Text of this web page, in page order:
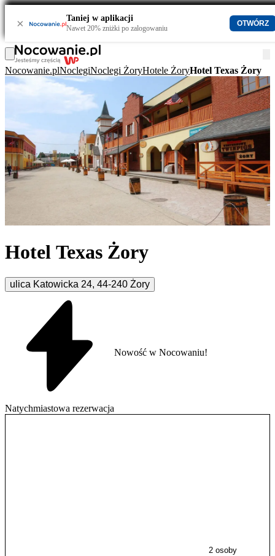
× Taniej w aplikacji
Nawet 20% zniżki po zalogowaniu
OTWÓRZ
Nocowanie.plNoclegiNoclegi ŻoryHotele ŻoryHotel Texas Żory
Hotel Texas Żory
ulica Katowicka 24, 44-240 Żory
Natychmiastowa rezerwacja
Nowość w Nocowaniu!
2 osoby